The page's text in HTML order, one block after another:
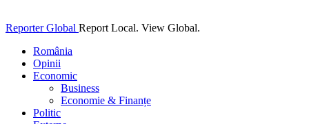
Reporter Global Report Local. View Global.
România
Opinii
Economic
Business
Economie & Finanțe
Politic